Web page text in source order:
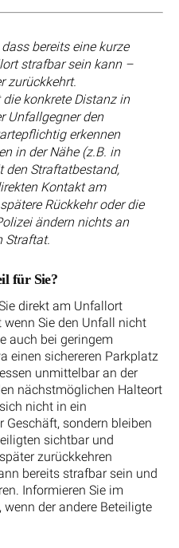
bereits eine kurze
strafbar sein kann –
zurückkehrt.
konkrete Distanz in
Unfallgegner den
erkennen
in der Nähe (z.B. in
den Straftatbestand,
Kontakt am
Rückkehr oder die
ändern nichts an
Straftat.
für Sie?
direkt am Unfallort
Sie den Unfall nicht
auch bei geringem
einen sichereren Parkplatz
unmittelbar an der
nächstmöglichen Halteort
nicht in ein
Geschäft, sondern bleiben
sichtbar und
zurückkehren
bereits strafbar sein und
Informieren Sie im
der andere Beteiligte